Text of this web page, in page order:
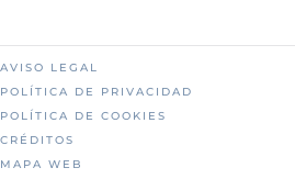
AVISO LEGAL
POLÍTICA DE PRIVACIDAD
POLÍTICA DE COOKIES
CRÉDITOS
MAPA WEB